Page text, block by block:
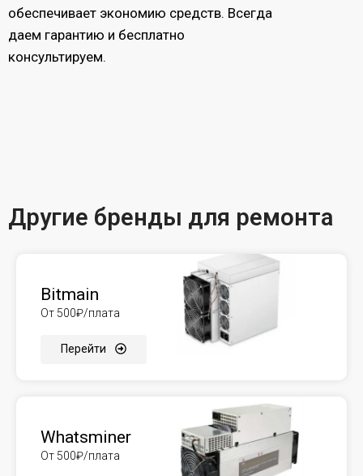
обеспечивает экономию средств. Всегда
даем гарантию и бесплатно
консультируем.
Другие бренды для ремонта
Bitmain
От 500₽/плата
Перейти
Whatsminer
От 500₽/плата